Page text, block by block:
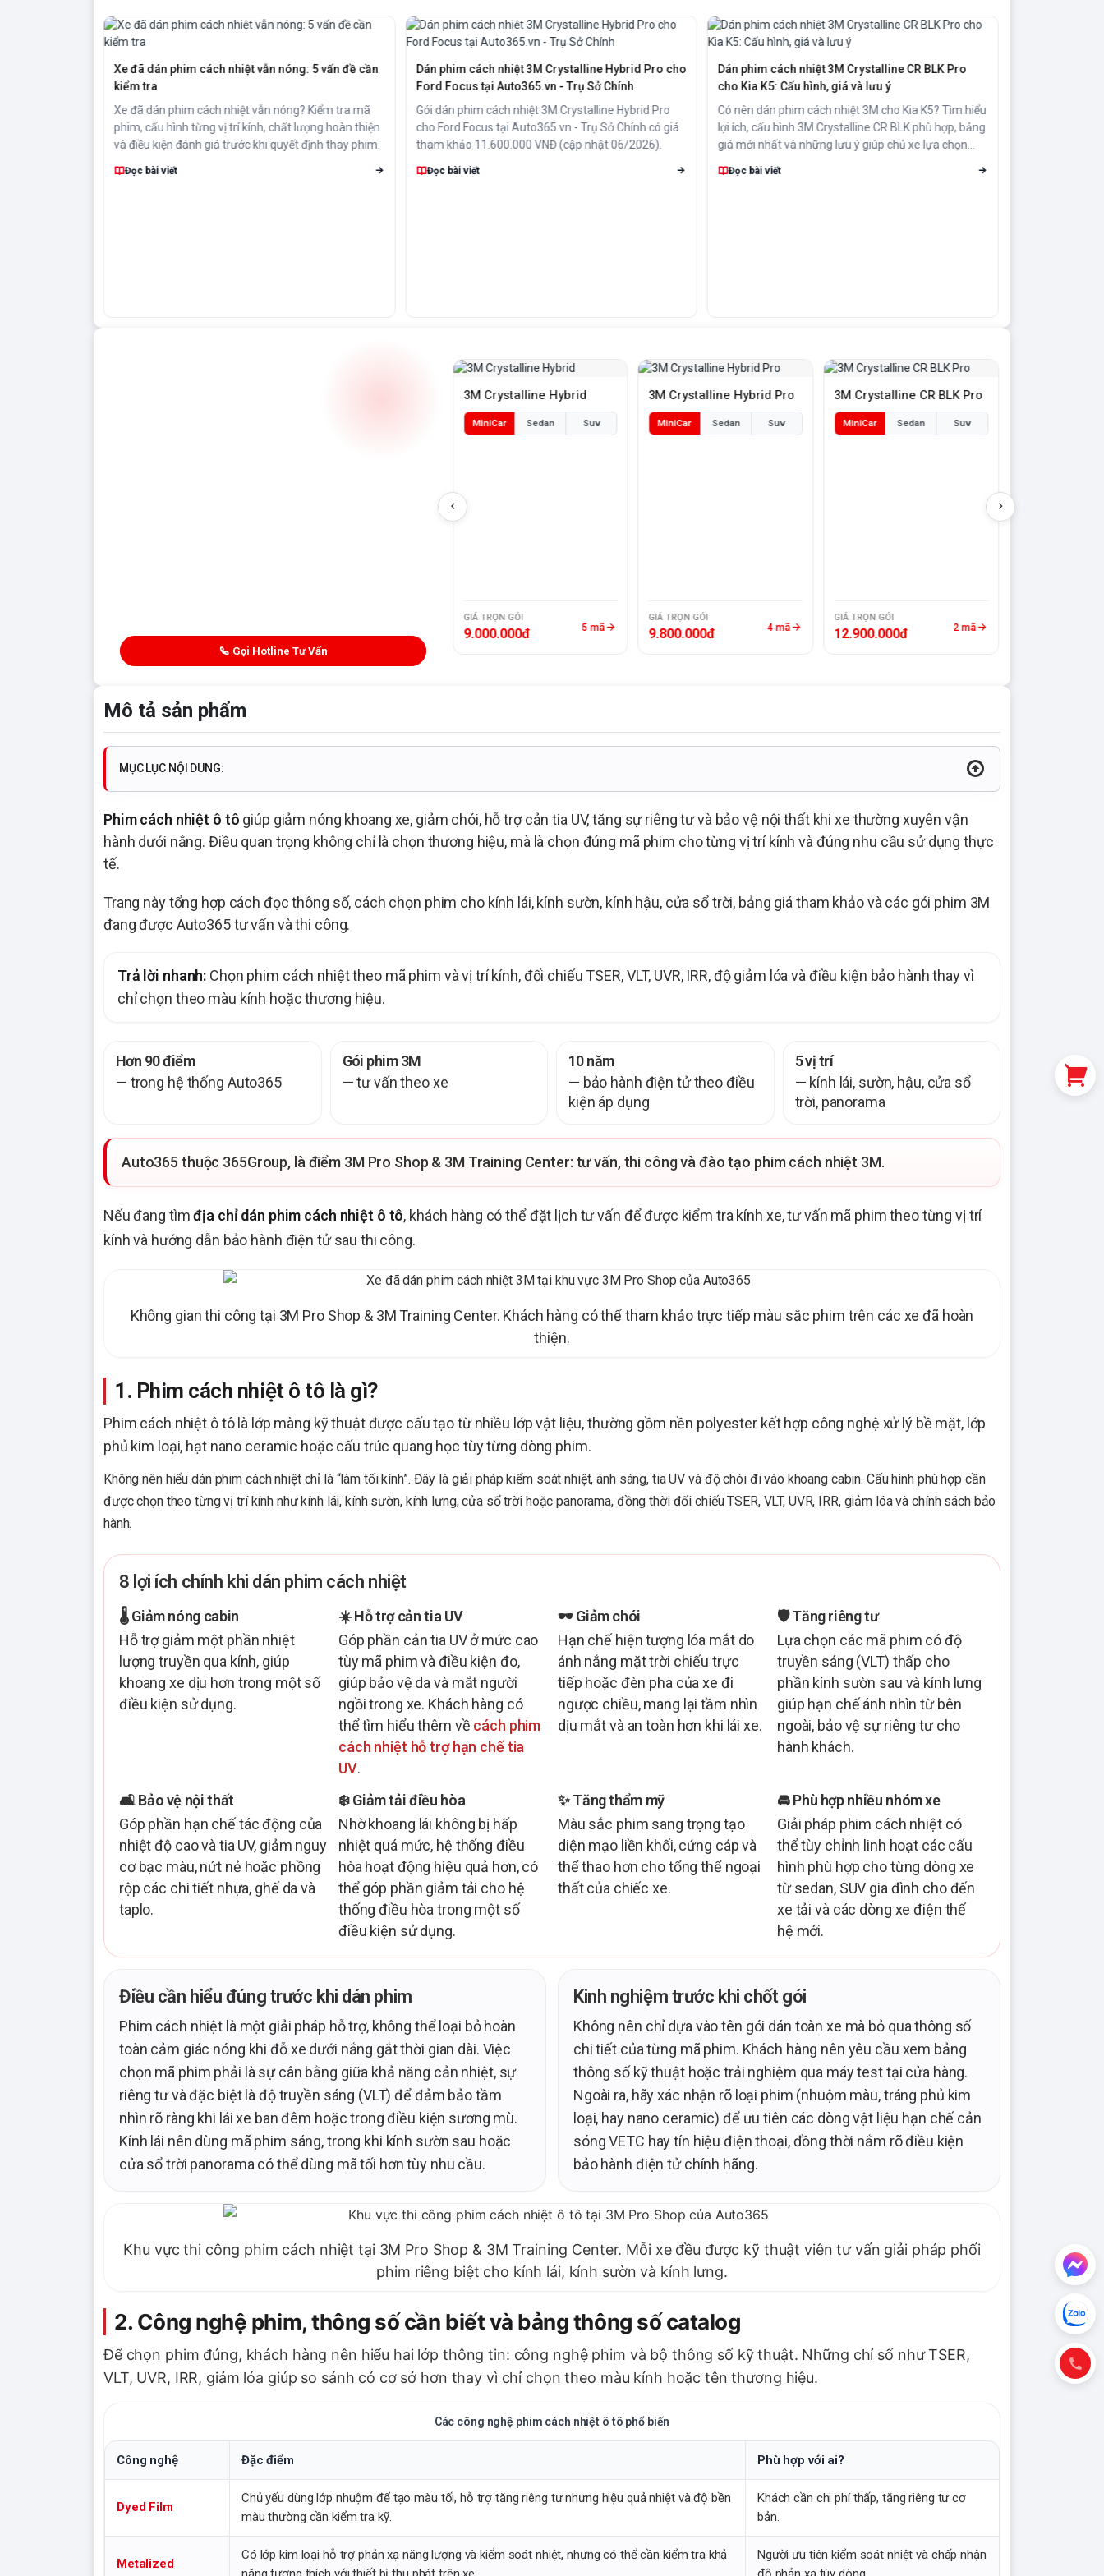
Xe đã dán phim cách nhiệt vẫn nóng: 5 vấn đề cần
kiểm tra
Xe đã dán phim cách nhiệt vẫn nóng? Kiểm tra mã
phim, cấu hình từng vị trí kính, chất lượng hoàn thiện
và điều kiện đánh giá trước khi quyết định thay phim.
Đọc bài viết
Dán phim cách nhiệt 3M Crystalline Hybrid Pro cho
Ford Focus tại Auto365.vn - Trụ Sở Chính
Gói dán phim cách nhiệt 3M Crystalline Hybrid Pro
cho Ford Focus tại Auto365.vn - Trụ Sở Chính có giá
tham khảo 11.600.000 VNĐ (cập nhật 06/2026).
Đọc bài viết
Dán phim cách nhiệt 3M Crystalline CR BLK Pro
cho Kia K5: Cấu hình, giá và lưu ý
Có nên dán phim cách nhiệt 3M cho Kia K5? Tìm hiểu
lợi ích, cấu hình 3M Crystalline CR BLK phù hợp, bảng
giá mới nhất và những lưu ý giúp chủ xe lựa chọn
Đọc bài viết
Gọi Hotline Tư Vấn
5.900.000đ
3M Crystalline Hybrid
MiniCar Sedan Suv
GIÁ TRỌN GÓI
9.000.000đ 5 mã
3M Crystalline Hybrid Pro
MiniCar Sedan Suv
GIÁ TRỌN GÓI
9.800.000đ 4 mã
3M Crystalline CR BLK Pro
MiniCar Sedan Suv
GIÁ TRỌN GÓI
12.900.000đ 2 mã
Mô tả sản phẩm
MỤC LỤC NỘI DUNG:
Phim cách nhiệt ô tô giúp giảm nóng khoang xe, giảm chói, hỗ trợ cản tia UV, tăng sự riêng tư và bảo vệ nội thất khi xe thường xuyên vận
hành dưới nắng. Điều quan trọng không chỉ là chọn thương hiệu, mà là chọn đúng mã phim cho từng vị trí kính và đúng nhu cầu sử dụng thực
tế.
Trang này tổng hợp cách đọc thông số, cách chọn phim cho kính lái, kính sườn, kính hậu, cửa sổ trời, bảng giá tham khảo và các gói phim 3M
đang được Auto365 tư vấn và thi công.
Trả lời nhanh: Chọn phim cách nhiệt theo mã phim và vị trí kính, đối chiếu TSER, VLT, UVR, IRR, độ giảm lóa và điều kiện bảo hành thay vì
chỉ chọn theo màu kính hoặc thương hiệu.
Hơn 90 điểm
— trong hệ thống Auto365
Gói phim 3M
— tư vấn theo xe
10 năm
— bảo hành điện tử theo điều
kiện áp dụng
5 vị trí
— kính lái, sườn, hậu, cửa sổ
trời, panorama
Auto365 thuộc 365Group, là điểm 3M Pro Shop & 3M Training Center: tư vấn, thi công và đào tạo phim cách nhiệt 3M.
Nếu đang tìmđịa chỉ dán phim cách nhiệt ô tô, khách hàng có thể đặt lịch tư vấn để được kiểm tra kính xe, tư vấn mã phim theo từng vị trí
kính và hướng dẫn bảo hành điện tử sau thi công.
Không gian thi công tại 3M Pro Shop & 3M Training Center. Khách hàng có thể tham khảo trực tiếp màu sắc phim trên các xe đã hoàn
thiện.
1. Phim cách nhiệt ô tô là gì?
Phim cách nhiệt ô tô là lớp màng kỹ thuật được cấu tạo từ nhiều lớp vật liệu, thường gồm nền polyester kết hợp công nghệ xử lý bề mặt, lớp
phủ kim loại, hạt nano ceramic hoặc cấu trúc quang học tùy từng dòng phim.
Không nên hiểu dán phim cách nhiệt chỉ là “làm tối kính”. Đây là giải pháp kiểm soát nhiệt, ánh sáng, tia UV và độ chói đi vào khoang cabin. Cấu hình phù hợp cần
được chọn theo từng vị trí kính như kính lái, kính sườn, kính lưng, cửa sổ trời hoặc panorama, đồng thời đối chiếu TSER, VLT, UVR, IRR, giảm lóa và chính sách bảo
hành.
8 lợi ích chính khi dán phim cách nhiệt
🌡️ Giảm nóng cabin
Hỗ trợ giảm một phần nhiệt
lượng truyền qua kính, giúp
khoang xe dịu hơn trong một số
điều kiện sử dụng.
☀️ Hỗ trợ cản tia UV
Góp phần cản tia UV ở mức cao
tùy mã phim và điều kiện đo,
giúp bảo vệ da và mắt người
ngồi trong xe. Khách hàng có
thể tìm hiểu thêm về cách phim
cách nhiệt hỗ trợ hạn chế tia
UV.
🕶️ Giảm chói
Hạn chế hiện tượng lóa mắt do
ánh nắng mặt trời chiếu trực
tiếp hoặc đèn pha của xe đi
ngược chiều, mang lại tầm nhìn
dịu mắt và an toàn hơn khi lái xe.
🛡️ Tăng riêng tư
Lựa chọn các mã phim có độ
truyền sáng (VLT) thấp cho
phần kính sườn sau và kính lưng
giúp hạn chế ánh nhìn từ bên
ngoài, bảo vệ sự riêng tư cho
hành khách.
🛋️ Bảo vệ nội thất
Góp phần hạn chế tác động của
nhiệt độ cao và tia UV, giảm nguy
cơ bạc màu, nứt nẻ hoặc phồng
rộp các chi tiết nhựa, ghế da và
taplo.
❄️ Giảm tải điều hòa
Nhờ khoang lái không bị hấp
nhiệt quá mức, hệ thống điều
hòa hoạt động hiệu quả hơn, có
thể góp phần giảm tải cho hệ
thống điều hòa trong một số
điều kiện sử dụng.
✨ Tăng thẩm mỹ
Màu sắc phim sang trọng tạo
diện mạo liền khối, cứng cáp và
thể thao hơn cho tổng thể ngoại
thất của chiếc xe.
🚘 Phù hợp nhiều nhóm xe
Giải pháp phim cách nhiệt có
thể tùy chỉnh linh hoạt các cấu
hình phù hợp cho từng dòng xe
từ sedan, SUV gia đình cho đến
xe tải và các dòng xe điện thế
hệ mới.
Điều cần hiểu đúng trước khi dán phim
Phim cách nhiệt là một giải pháp hỗ trợ, không thể loại bỏ hoàn
toàn cảm giác nóng khi đỗ xe dưới nắng gắt thời gian dài. Việc
chọn mã phim phải là sự cân bằng giữa khả năng cản nhiệt, sự
riêng tư và đặc biệt là độ truyền sáng (VLT) để đảm bảo tầm
nhìn rõ ràng khi lái xe ban đêm hoặc trong điều kiện sương mù.
Kính lái nên dùng mã phim sáng, trong khi kính sườn sau hoặc
cửa sổ trời panorama có thể dùng mã tối hơn tùy nhu cầu.
Kinh nghiệm trước khi chốt gói
Không nên chỉ dựa vào tên gói dán toàn xe mà bỏ qua thông số
chi tiết của từng mã phim. Khách hàng nên yêu cầu xem bảng
thông số kỹ thuật hoặc trải nghiệm qua máy test tại cửa hàng.
Ngoài ra, hãy xác nhận rõ loại phim (nhuộm màu, tráng phủ kim
loại, hay nano ceramic) để ưu tiên các dòng vật liệu hạn chế cản
sóng VETC hay tín hiệu điện thoại, đồng thời nắm rõ điều kiện
bảo hành điện tử chính hãng.
Khu vực thi công phim cách nhiệt tại 3M Pro Shop & 3M Training Center. Mỗi xe đều được kỹ thuật viên tư vấn giải pháp phối
phim riêng biệt cho kính lái, kính sườn và kính lưng.
2. Công nghệ phim, thông số cần biết và bảng thông số catalog
Để chọn phim đúng, khách hàng nên hiểu hai lớp thông tin: công nghệ phim và bộ thông số kỹ thuật. Những chỉ số như TSER,
VLT, UVR, IRR, giảm lóa giúp so sánh có cơ sở hơn thay vì chỉ chọn theo màu kính hoặc tên thương hiệu.
Các công nghệ phim cách nhiệt ô tô phổ biến
Công nghệ Đặc điểm Phù hợp với ai?
Dyed Film
Chủ yếu dùng lớp nhuộm để tạo màu tối, hỗ trợ tăng riêng tư nhưng hiệu quả nhiệt và độ bền
màu thường cần kiểm tra kỹ.
Khách cần chi phí thấp, tăng riêng tư cơ
bản.
Metalized
Có lớp kim loại hỗ trợ phản xạ năng lượng và kiểm soát nhiệt, nhưng có thể cần kiểm tra khả
Người ưu tiên kiểm soát nhiệt và chấp nhận